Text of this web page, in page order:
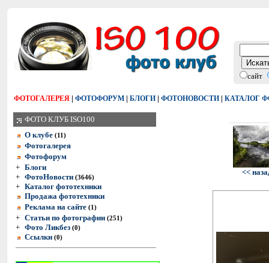
сайт
ФОТОГАЛЕРЕЯ | ФОТОФОРУМ | БЛОГИ | ФОТОНОВОСТИ | КАТАЛОГ
ФОТО КЛУБ ISO100
О клубе (11)
Фотогалерея
Фотофорум
+ Блоги
+ ФотоНовости (3646)
+ Каталог фототехники
Продажа фототехники
Реклама на сайте (1)
+ Статьи по фотографии (251)
+ Фото Ликбез (0)
Ссылки (0)
<<